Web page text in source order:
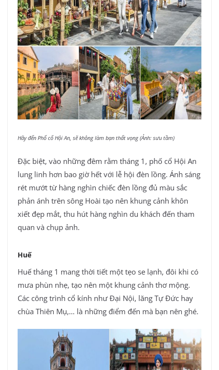
Hãy đến Phố cổ Hội An, sẽ không làm bạn thất vọng (Ảnh: sưu tầm)
Đặc biệt, vào những đêm rằm tháng 1, phố cổ Hội An
lung linh hơn bao giờ hết với lễ hội đèn lồng. Ánh sáng
rét mướt từ hàng nghìn chiếc đèn lồng đủ màu sắc
phản ánh trên sông Hoài tạo nên khung cảnh khôn
xiết đẹp mắt, thu hút hàng nghìn du khách đến tham
quan và chụp ảnh.
Huế
Huế tháng 1 mang thời tiết một tẹo se lạnh, đôi khi có
mưa phùn nhẹ, tạo nên một khung cảnh thơ mộng.
Các công trình cổ kính như Đại Nội, lăng Tự Đức hay
chùa Thiên Mụ,… là những điểm đến mà bạn nên ghé.